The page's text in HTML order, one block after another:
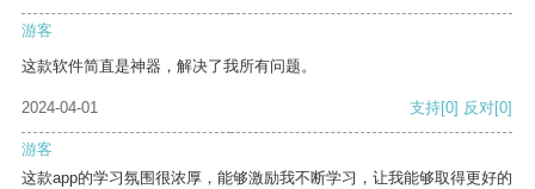
游客
这款软件简直是神器，解决了我所有问题。
2024-04-01 支持[0] 反对[0]
游客
这款app的学习氛围很浓厚，能够激励我不断学习，让我能够取得更好的